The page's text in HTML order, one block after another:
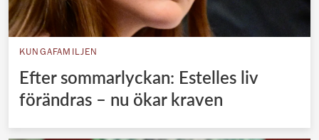
KUNGAFAMILJEN
Efter sommarlyckan: Estelles liv
förändras – nu ökar kraven